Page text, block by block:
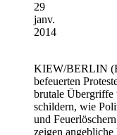
29
janv.
2014
KIEW/BERLIN
befeuerten
brutale Übergriffe
schildern, wie
und
zeigen angebliche